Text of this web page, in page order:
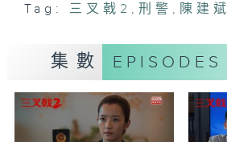
Tag:
三叉戟2 ,刑警 , 陳建斌
集數 EPISODES